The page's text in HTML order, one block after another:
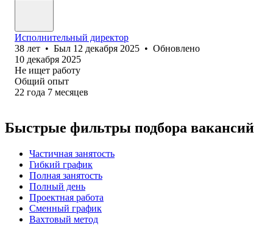
Исполнительный директор
38 лет • Был 12 декабря 2025 • Обновлено
10 декабря 2025
Не ищет работу
Общий опыт
22 года 7 месяцев
Быстрые фильтры подбора вакансий
Частичная занятость
Гибкий график
Полная занятость
Полный день
Проектная работа
Сменный график
Вахтовый метод